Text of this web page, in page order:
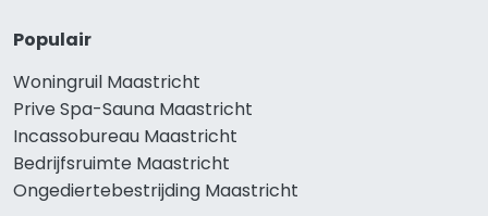
Populair
Woningruil Maastricht
Prive Spa-Sauna Maastricht
Incassobureau Maastricht
Bedrijfsruimte Maastricht
Ongediertebestrijding Maastricht